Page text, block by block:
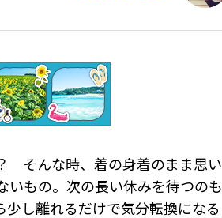
そんな時、着の身着のまま思い
いもの。次の長い休みを待つのも
し離れるだけで気分転換になる